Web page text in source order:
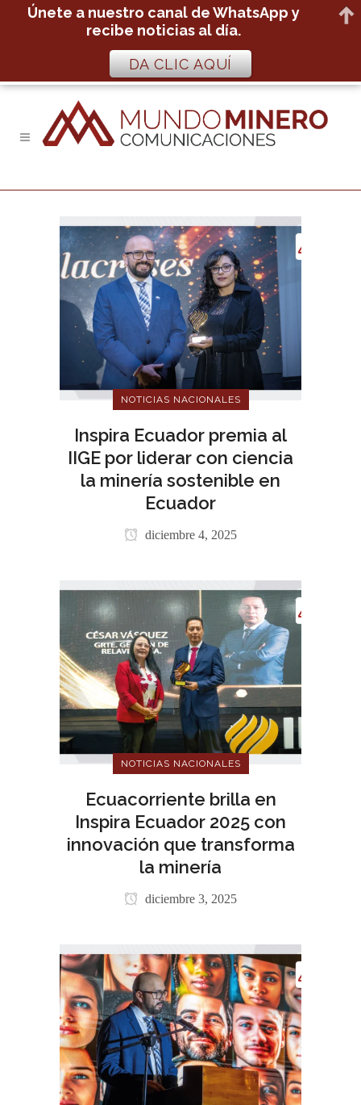
NOTICIAS NACIONALES
Inspira Ecuador premia al
IIGE por liderar con ciencia
la minería sostenible en
Ecuador
diciembre 4, 2025
NOTICIAS NACIONALES
Ecuacorriente brilla en
Inspira Ecuador 2025 con
innovación que transforma
la minería
diciembre 3, 2025
Únete a nuestro canal de WhatsApp y
recibe noticias al día.
DA CLIC AQUÍ